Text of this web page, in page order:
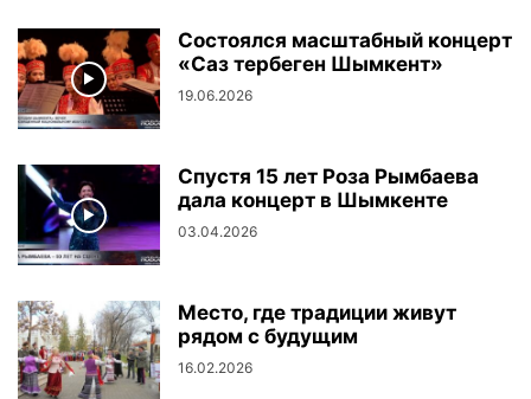
Состоялся масштабный концерт
«Саз тербеген Шымкент»
19.06.2026
Спустя 15 лет Роза Рымбаева
дала концерт в Шымкенте
03.04.2026
Место, где традиции живут
рядом с будущим
16.02.2026